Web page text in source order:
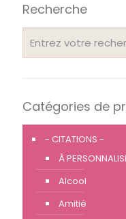
Recherche
Catégories de
- CITATIONS -
À
Alcool
Amitié